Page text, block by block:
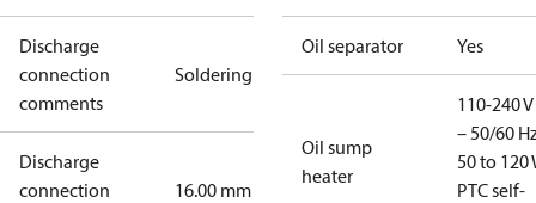
Discharge
connection
comments
Soldering
Discharge
connection
16.00 mm
Oil separator Yes
Oil sump
heater
110-240
– 50/60
50 to 120
PTC self-